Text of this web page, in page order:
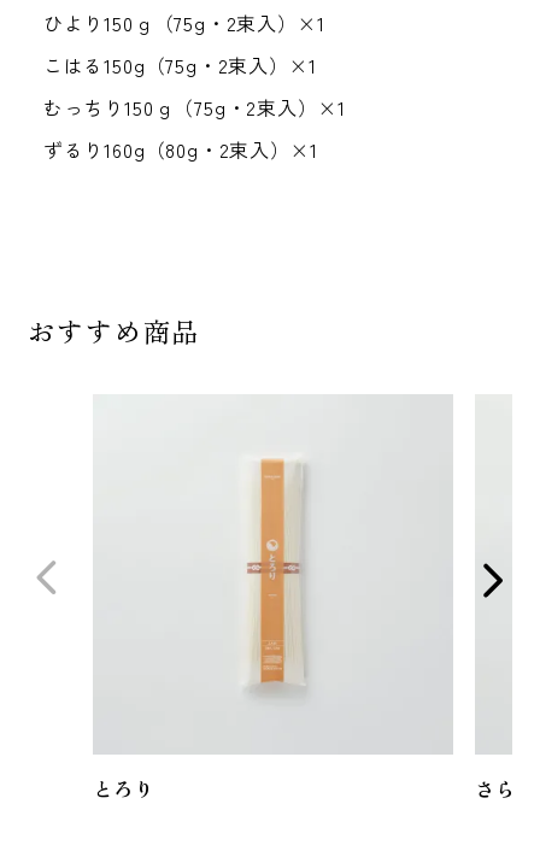
ひより150ｇ（75g・2束入）×1
こはる150g（75g・2束入）×1
むっちり150ｇ（75g・2束入）×1
ずるり160g（80g・2束入）×1
おすすめ商品
とろり さらり